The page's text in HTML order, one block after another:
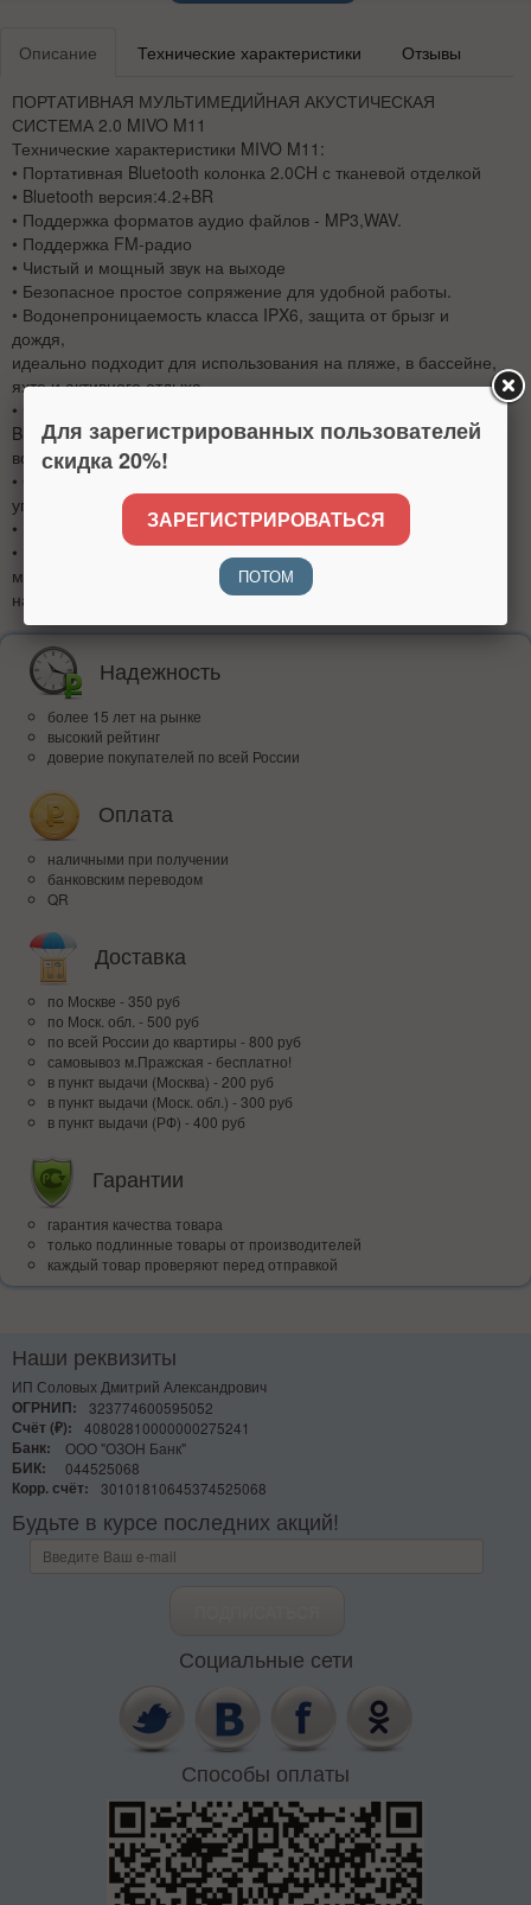
Описание Технические характеристики Отзывы
ПОРТАТИВНАЯ МУЛЬТИМЕДИЙНАЯ АКУСТИЧЕСКАЯ
СИСТЕМА 2.0 MIVO M11
Технические характеристики MIVO M11:
• Портативная Bluetooth колонка 2.0CH с тканевой отделкой
• Bluetooth версия:4.2+BR
• Поддержка форматов аудио файлов - MP3,WAV.
• Поддержка FM-радио
• Чистый и мощный звук на выходе
• Безопасное простое сопряжение для удобной работы.
• Водонепроницаемость класса IPX6, защита от брызг и
дождя,
идеально подходит для использования на пляже, в бассейне,
яхте и активного отдыха
• Функция TWS обеспечивает истинное беспроводное
Bluetooth
воспроизведение с двойным улучшением стереозвучания
• Оптимизированный Google Ассистент и голосовое
управление Siri
• Микрофон громкой связи для удобного приема вызова
• RGB-подсветка - Многоцветная LED-подсветка, которую
можно
настроить произвольно, согласно вкусам пользователя.
Надежность
более 15 лет на рынке
высокий рейтинг
доверие покупателей по всей России
Оплата
наличными при получении
банковским переводом
QR
Доставка
по Москве - 350 руб
по Моск. обл. - 500 руб
по всей Росcии до квартиры - 800 руб
самовывоз м.Пражская - бесплатно!
в пункт выдачи (Москва) - 200 руб
в пункт выдачи (Моск. обл.) - 300 руб
в пункт выдачи (РФ) - 400 руб
Гарантии
гарантия качества товара
только подлинные товары от производителей
каждый товар проверяют перед отправкой
Наши реквизиты
ИП Соловых Дмитрий Александрович
ОГРНИП:
323774600595052
Счёт (₽):
40802810000000275241
Банк:
ООО "ОЗОН Банк"
БИК:
044525068
Корр. счёт:
30101810645374525068
Будьте в курсе последних акций!
Социальные сети
Способы оплаты
Для зарегистрированных пользователей
скидка 20%!
ЗАРЕГИСТРИРОВАТЬСЯ
ПОТОМ